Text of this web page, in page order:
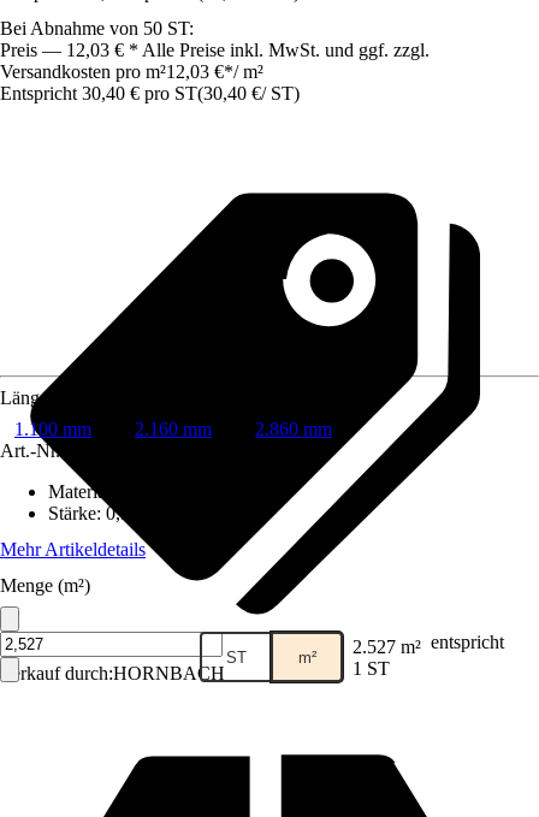
Bei Abnahme von 50 ST:
Preis — 12,03 € * Alle Preise inkl. MwSt. und ggf. zzgl.
Versandkosten pro m²12,03 €*/ m²
Entspricht 30,40 € pro ST(30,40 €/ ST)
Verkauf durch:HORNBACH
Länge
1.100 mm
2.160 mm
2.860 mm
Art.-Nr.
Material
Stärke: 0,5 mm
Mehr Artikeldetails
Menge (m²)
ST m² 2.527 m² entspricht
1 ST